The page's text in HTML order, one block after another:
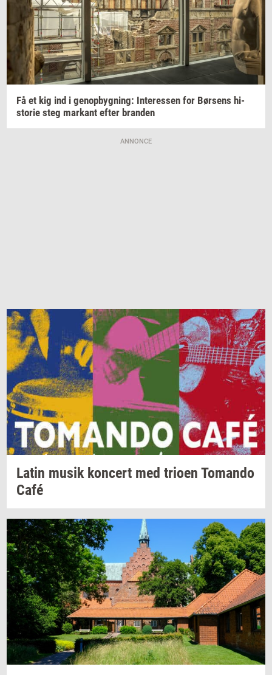
Få et kig ind i genop­byg­ning: In­ter­es­sen for Bør­sens hi­
sto­rie steg mar­kant efter bran­den
ANNONCE
Latin musik kon­cert med trio­en To­man­do
Café